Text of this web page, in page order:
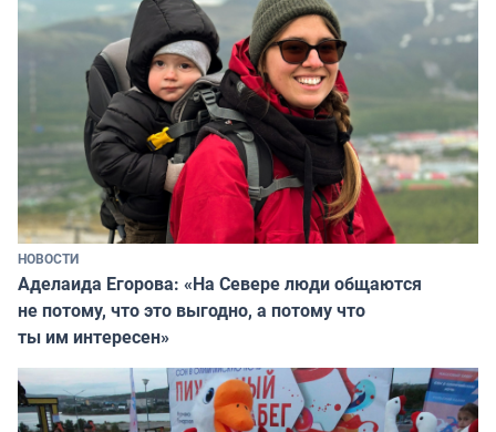
НОВОСТИ
Аделаида Егорова: «На Севере люди общаются
не потому, что это выгодно, а потому что
ты им интересен»